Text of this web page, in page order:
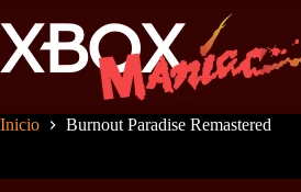
al
contenido
Inicio Burnout Paradise Remastered